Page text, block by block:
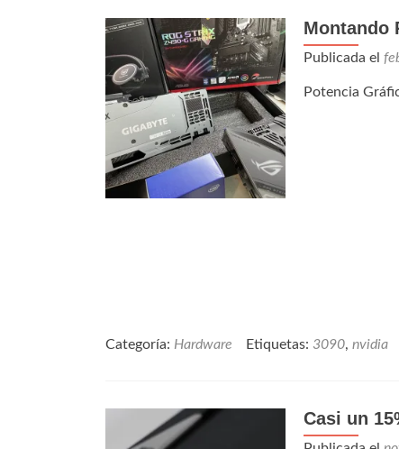
Montando
Publicada el
Potencia
Categoría: Hardware Etiquetas: 3090, nvidia
Casi un